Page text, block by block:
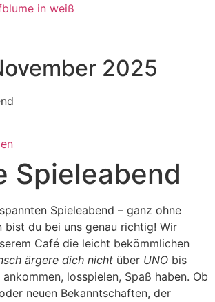
2025
Spieleabend
Spieleabend – ganz ohne
bist du bei uns genau richtig! Wir
Café die leicht bekömmlichen
ärgere dich nicht über UNO bis
ankommen, losspielen, Spaß haben. Ob
neuen Bekanntschaften, der